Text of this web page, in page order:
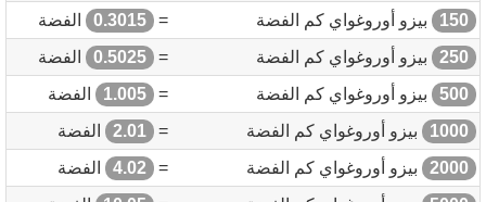
150
بيزو أوروغواي كم الفضة =
0.3015
الفضة
250
بيزو أوروغواي كم الفضة =
0.5025
الفضة
500
بيزو أوروغواي كم الفضة =
1.005
الفضة
1000
بيزو أوروغواي كم الفضة =
2.01
الفضة
2000
بيزو أوروغواي كم الفضة =
4.02
الفضة